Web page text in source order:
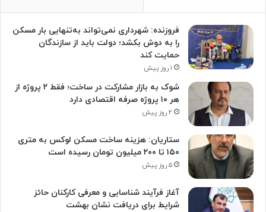
فروزنده: شهرداری نمی‌تواند به‌تنهایی بار مسکن
را به دوش بکشد؛ دولت باید از سازندگان
حمایت کند
۱ روز پیش
شوک به بازار مشارکت در ساخت؛ فقط ۲ پروژه از
هر ۱۰ پروژه صرفه اقتصادی دارد
۲ روز پیش
ستاریان: هزینه ساخت مسکن لوکس به متری
۱۵۰ تا ۲۰۰ میلیون تومان رسیده است
۵ روز پیش
آغاز فرآیند شناسایی و معرفی کارکنان حائز
شرایط برای دریافت نشان بهشت